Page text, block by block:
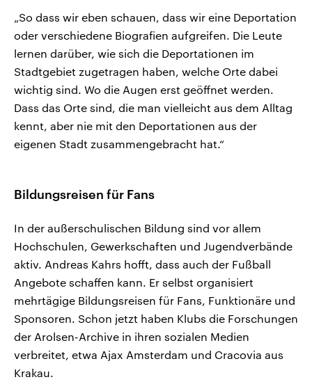
„So dass wir eben schauen, dass wir eine Deportation
oder verschiedene Biografien aufgreifen. Die Leute
lernen darüber, wie sich die Deportationen im
Stadtgebiet zugetragen haben, welche Orte dabei
wichtig sind. Wo die Augen erst geöffnet werden.
Dass das Orte sind, die man vielleicht aus dem Alltag
kennt, aber nie mit den Deportationen aus der
eigenen Stadt zusammengebracht hat.“
Bildungsreisen für Fans
In der außerschulischen Bildung sind vor allem
Hochschulen, Gewerkschaften und Jugendverbände
aktiv. Andreas Kahrs hofft, dass auch der Fußball
Angebote schaffen kann. Er selbst organisiert
mehrtägige Bildungsreisen für Fans, Funktionäre und
Sponsoren. Schon jetzt haben Klubs die Forschungen
der Arolsen-Archive in ihren sozialen Medien
verbreitet, etwa Ajax Amsterdam und Cracovia aus
Krakau.